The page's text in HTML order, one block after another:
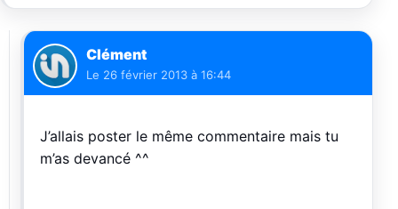
Clément
Le 26 février 2013 à 16:44
J’allais poster le même commentaire mais tu
m’as devancé ^^